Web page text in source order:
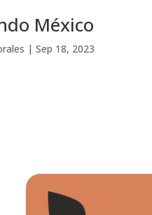
México
|Sep 18, 2023